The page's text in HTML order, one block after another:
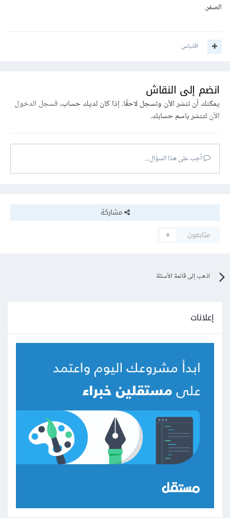
الصفر.
اقتباس
انضم إلى النقاش
يمكنك أن تنشر الآن وتسجل لاحقًا. إذا كان لديك حساب،فسجل الدخول
الآنلتنشر باسم حسابك.
أجب على هذا السؤال...
مشاركة
متابعون
0
اذهب إلى قائمة الأسئلة
إعلانات